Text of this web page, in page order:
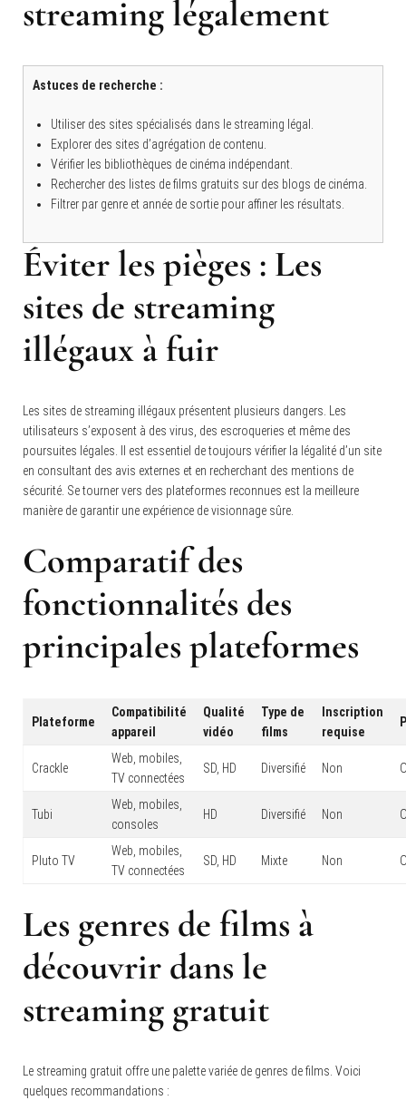
streaming légalement
Astuces de recherche :
Utiliser des sites spécialisés dans le streaming légal.
Explorer des sites d’agrégation de contenu.
Vérifier les bibliothèques de cinéma indépendant.
Rechercher des listes de films gratuits sur des blogs de cinéma.
Filtrer par genre et année de sortie pour affiner les résultats.
Éviter les pièges : Les
sites de streaming
illégaux à fuir
Les sites de streaming illégaux présentent plusieurs dangers. Les
utilisateurs s’exposent à des virus, des escroqueries et même des
poursuites légales. Il est essentiel de toujours vérifier la légalité d’un site
en consultant des avis externes et en recherchant des mentions de
sécurité. Se tourner vers des plateformes reconnues est la meilleure
manière de garantir une expérience de visionnage sûre.
Comparatif des
fonctionnalités des
principales plateformes
Plateforme
Compatibilité
appareil
Qualité
vidéo
Type de
films
Inscription
requise
Crackle
Web, mobiles,
TV connectées
SD, HD Diversifié Non
Tubi
Web, mobiles,
consoles
HD Diversifié Non
Pluto TV
Web, mobiles,
TV connectées
SD, HD Mixte Non
Les genres de films à
découvrir dans le
streaming gratuit
Le streaming gratuit offre une palette variée de genres de films. Voici
quelques recommandations :